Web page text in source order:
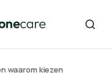
waarom kiezen